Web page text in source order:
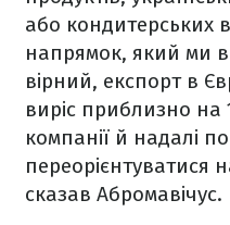
або кондитерських
напрямок, який ми
вірний, експорт в
виріс приблизно на
компанії й надалі
переорієнтуватися
сказав Абромавічус.